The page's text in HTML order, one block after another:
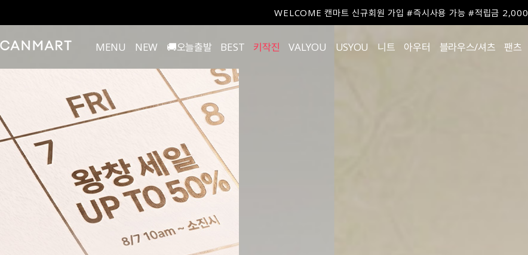
WELCOME 캔마트 신규회원 가입 #즉시사용 가능 #적립금 2,000
MENU NEW 🚚오늘출발 BEST 키작진 VALYOU USYOU 니트 아우터 블라우스/셔츠 팬츠